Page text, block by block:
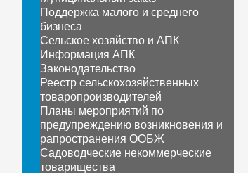
Поддержка малого и среднего
бизнеса
Сельское хозяйство и АПК
Информация АПК
Законодательство
Реестр сельскохозяйственных
товаропроизводителей
Планы мероприятий по
предупреждению возникновения и
рапространения ООБЖ
Садоводческие некоммерческие
товарищества